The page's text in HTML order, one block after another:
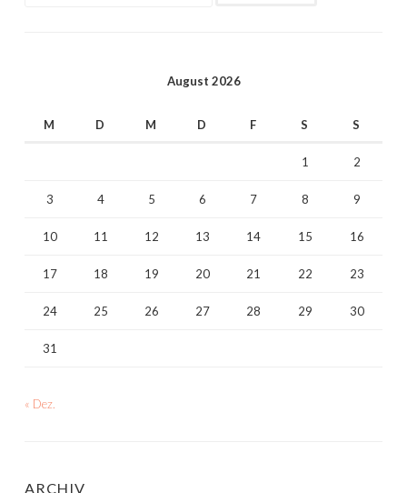
August 2026
M D M D F S S
1 2
3 4 5 6 7 8 9
10 11 12 13 14 15 16
17 18 19 20 21 22 23
24 25 26 27 28 29 30
31
« Dez.
ARCHIV